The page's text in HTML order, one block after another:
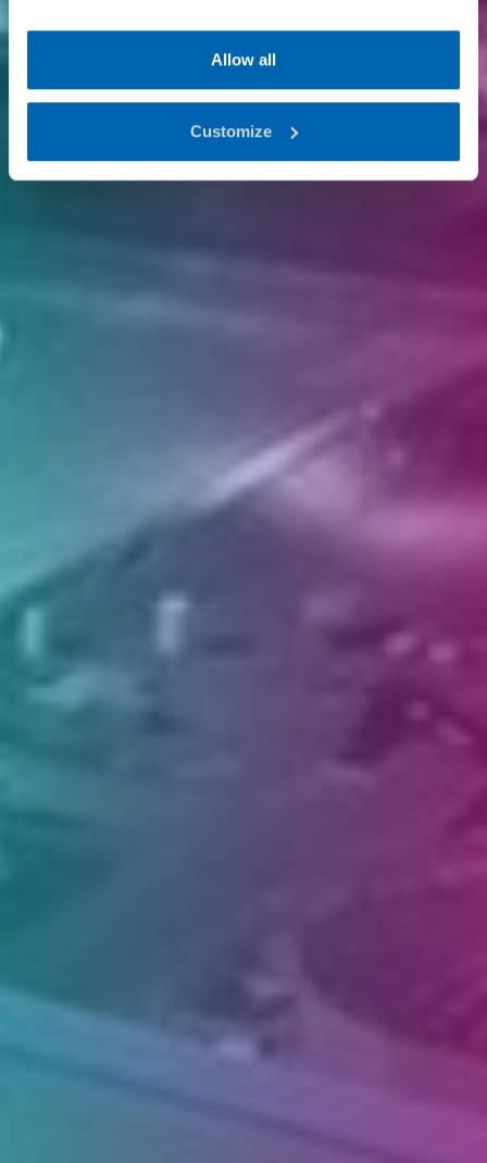
Allow all
Customize